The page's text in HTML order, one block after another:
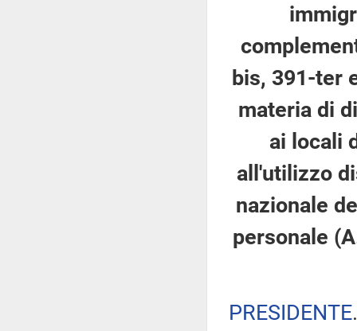
bis, 391-ter
materia di
ai locali
all'utilizzo
nazionale
personale
PRESIDENTE